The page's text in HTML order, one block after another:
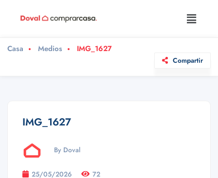
Casa Medios IMG_1627
Compartir
IMG_1627
By Doval
25/05/2026 72